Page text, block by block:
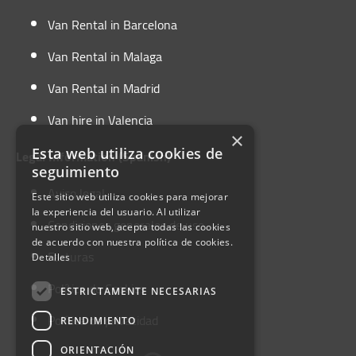
de la Plata Highway). Other important routes
that connect with the province of Huelva are the
Van Rental in Barcelona
Van Rental in Malaga
Van Rental in Madrid
Van hire in Valencia
Legal Information (Spanish)
Aviso legal
Condiciones generales de uso
Facturas
Política de Cookies
Política de privacidad
×
Esta web utiliza cookies de
seguimiento
Este sitio web utiliza cookies para mejorar
la experiencia del usuario. Al utilizar
nuestro sitio web, acepta todas las cookies
de acuerdo con nuestra política de cookies.
Detalles
ESTRICTAMENTE NECESARIAS
RENDIMIENTO
ORIENTACIÓN